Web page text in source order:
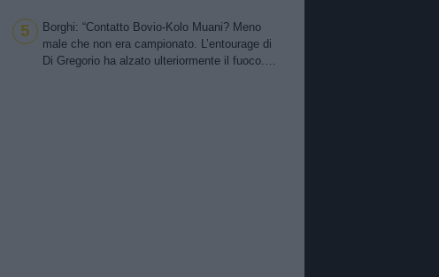
5
Borghi: “Contatto Bovio-Kolo Muani? Meno
male che non era campionato. L’entourage di
Di Gregorio ha alzato ulteriormente il fuoco.